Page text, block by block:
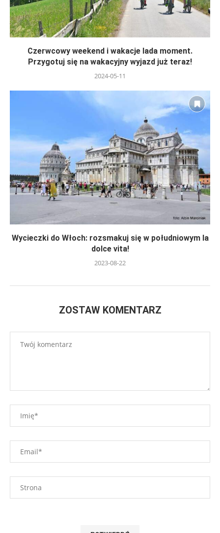
Czerwcowy weekend i wakacje lada moment.
Przygotuj się na wakacyjny wyjazd już teraz!
2024-05-11
Wycieczki do Włoch: rozsmakuj się w południowym la
dolce vita!
2023-08-22
ZOSTAW KOMENTARZ